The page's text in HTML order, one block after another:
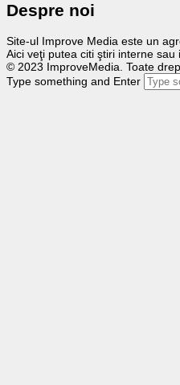
Despre noi
Site-ul Improve Media este un
Aici veţi putea citi ştiri interne
© 2023 ImproveMedia. Toate
Type something and Enter